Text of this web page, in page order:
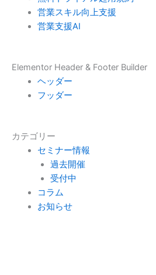
営業スキル向上支援
営業支援AI
Elementor Header & Footer Builder
ヘッダー
フッダー
カテゴリー
セミナー情報
過去開催
受付中
コラム
お知らせ